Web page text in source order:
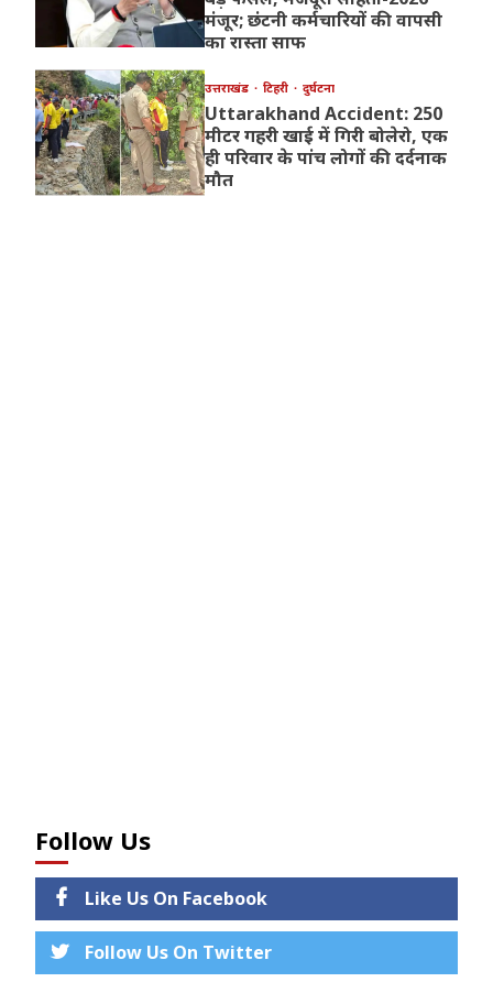
मंजूर; छंटनी कर्मचारियों की वापसी
का रास्ता साफ
उत्तराखंड टिहरी दुर्घटना
Uttarakhand Accident: 250
मीटर गहरी खाई में गिरी बोलेरो, एक
ही परिवार के पांच लोगों की दर्दनाक
मौत
Follow Us
Like Us On Facebook
Follow Us On Twitter